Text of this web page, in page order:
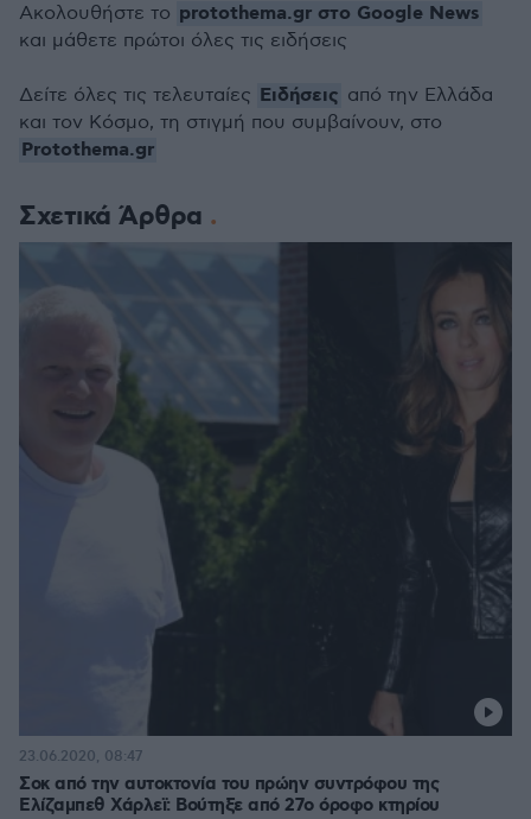
Σχετικά Άρθρα
Σοκ από την αυτοκτονία του πρώην συντρόφου της
Ελίζαμπεθ Χάρλεϊ: Βούτηξε από 27ο όροφο κτηρίου
23.06.2020, 08:47
Ακολουθήστε το protothema.gr στο Google News
και μάθετε πρώτοι όλες τις ειδήσεις
Δείτε όλες τις τελευταίες Ειδήσεις από την Ελλάδα
και τον Κόσμο, τη στιγμή που συμβαίνουν, στο
Protothema.gr